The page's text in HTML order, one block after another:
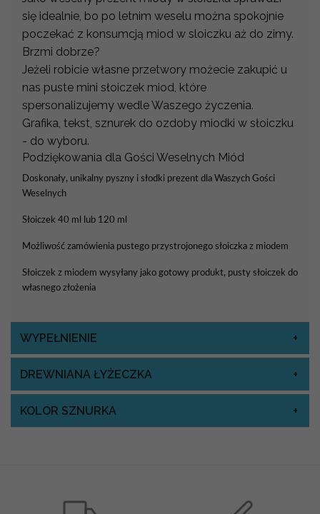
się idealnie, bo po letnim weselu można spokojnie
poczekać z konsumcją miod w sloiczku aż do zimy.
Brzmi dobrze?
Jeżeli robicie własne przetwory możecie zakupić u
nas puste mini słoiczek miod, które
spersonalizujemy wedle Waszego życzenia.
Grafika, tekst, sznurek do ozdoby miodki w słoiczku
- do wyboru.
Podziękowania dla Gości Weselnych Miód
Doskonały, unikalny pyszny i słodki prezent dla Waszych Gości
Weselnych
Słoiczek 40 ml lub 120 ml
Możliwość zamówienia pustego przystrojonego słoiczka z miodem
Słoiczek z miodem wysyłany jako gotowy produkt, pusty słoiczek do
własnego złożenia
WYPEŁNIENIE
DREWNIANA ŁYŻECZKA
KOLOR SZNURKA